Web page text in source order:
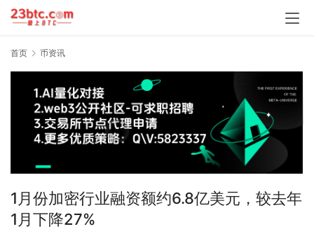
首页 币资讯
1月份加密行业融资额约6.8亿美元，较去年
1月下降27%